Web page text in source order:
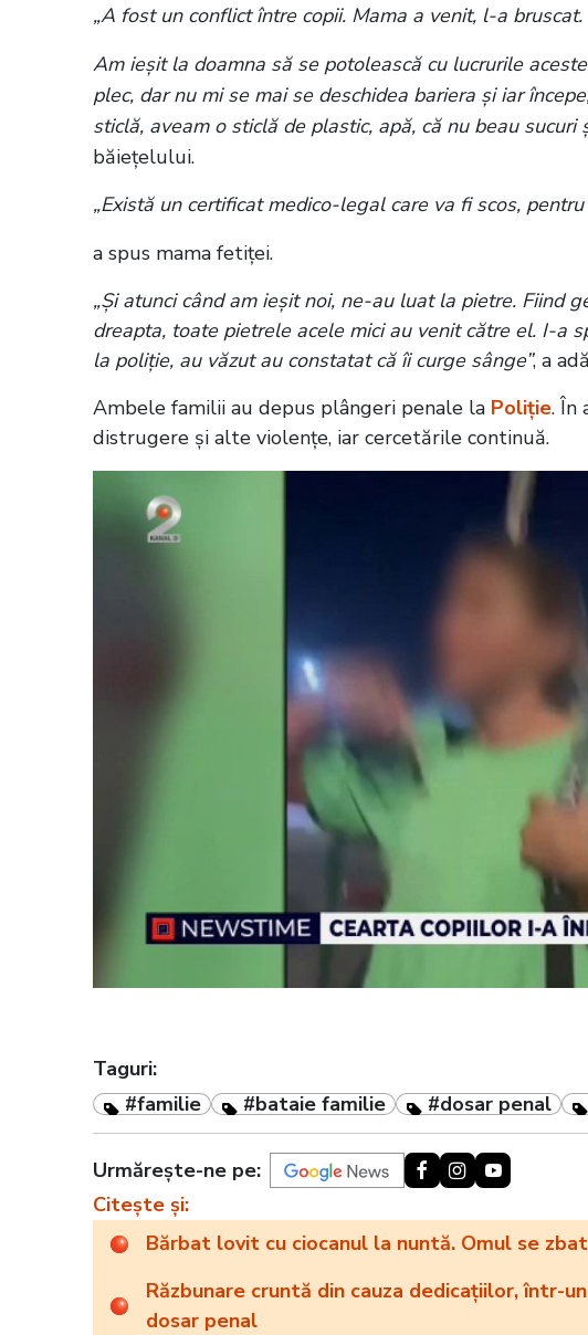
„A fost un conflict între copii. Mama a venit, l-a bruscat.
Am ieșit la doamna să se potolească cu lucrurile
plec, dar nu mi se mai se deschidea bariera și iar
sticlă, aveam o sticlă de plastic, apă, că nu beau sucuri
băiețelului.
„Există un certificat medico-legal care va fi scos,
a spus mama fetiței.
„Și atunci când am ieșit noi, ne-au luat la pietre. Fiind
dreapta, toate pietrele acele mici au venit către el. I-a
la poliție, au văzut au constatat că îi curge sânge”, a
Ambele familii au depus plângeri penale la Poliție. În
distrugere și alte violențe, iar cercetările continuă.
Taguri:
#familie
#bataie familie #dosar penal
Urmărește-ne pe:
Citește și:
Bărbat lovit cu ciocanul la nuntă. Omul se
Răzbunare cruntă din cauza dedicațiilor, într-
dosar penal